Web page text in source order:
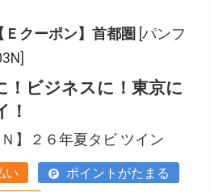
クーポン】首都圏 [パンフ
！ビジネスに！東京に
！
Ｎ】２６年夏タビ ツイン
い
ポイントがたまる